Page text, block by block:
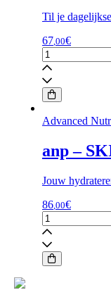
Til je
67,00€
ANP
-
Skin
Integrate
28
aantal
Advanced
anp –
Jouw
86,00€
anp
-
SKIN
OMEGAS+
180